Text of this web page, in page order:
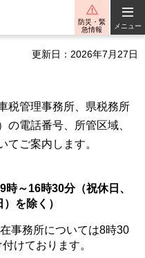
防災・緊
急情報
メニュー
更新日：2026年7月27日
税管理事務所、県税務所
の電話番号、所管区域、
てご案内します。
～16時30分（祝休日、
を除く）
事務所については8時30
けております。